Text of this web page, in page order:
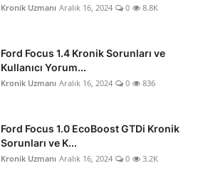
Kronik Uzmanı Aralık 16, 2024 0 8.8K
Ford Focus 1.4 Kronik Sorunları ve
Kullanıcı Yorum...
Kronik Uzmanı Aralık 16, 2024 0 836
Ford Focus 1.0 EcoBoost GTDi Kronik
Sorunları ve K...
Kronik Uzmanı Aralık 16, 2024 0 3.2K